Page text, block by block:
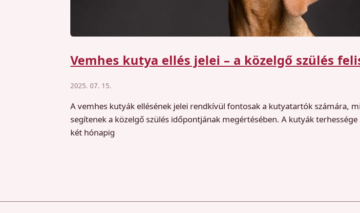
Vemhes kutya ellés jelei – a közelgő szülés
2025. 07. 15.
A vemhes kutyák ellésének jelei rendkívül fontosak a kutyatartók számára,
segítenek a közelgő szülés időpontjának megértésében. A kutyák
két hónapig